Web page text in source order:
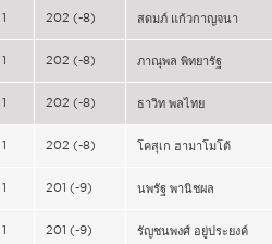
1 202 (-8) สดมภ์ แก้วกาญจนา
1 202 (-8) ภาณุพล พิทยารัฐ
1 202 (-8) ธาวิท พลไทย
1 202 (-8) โคสุเก ฮามาโมโต้
1 201 (-9) นพรัฐ พานิชผล
1 201 (-9) รัญชนพงศ์ อยู่ประยงค์